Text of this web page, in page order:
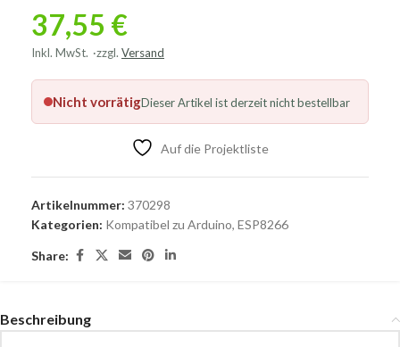
37,55 €
Inkl. MwSt. zzgl. Versand
Nicht vorrätigDieser Artikel ist derzeit nicht bestellbar
Auf die Projektliste
Artikelnummer: 370298
Kategorien: Kompatibel zu Arduino, ESP8266
Share:
Beschreibung